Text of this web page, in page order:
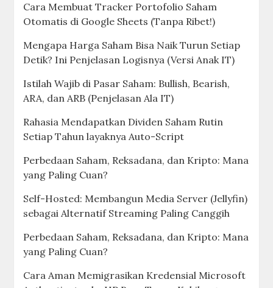
Cara Membuat Tracker Portofolio Saham
Otomatis di Google Sheets (Tanpa Ribet!)
Mengapa Harga Saham Bisa Naik Turun Setiap
Detik? Ini Penjelasan Logisnya (Versi Anak IT)
Istilah Wajib di Pasar Saham: Bullish, Bearish,
ARA, dan ARB (Penjelasan Ala IT)
Rahasia Mendapatkan Dividen Saham Rutin
Setiap Tahun layaknya Auto-Script
Perbedaan Saham, Reksadana, dan Kripto: Mana
yang Paling Cuan?
Self-Hosted: Membangun Media Server (Jellyfin)
sebagai Alternatif Streaming Paling Canggih
Perbedaan Saham, Reksadana, dan Kripto: Mana
yang Paling Cuan?
Cara Aman Memigrasikan Kredensial Microsoft